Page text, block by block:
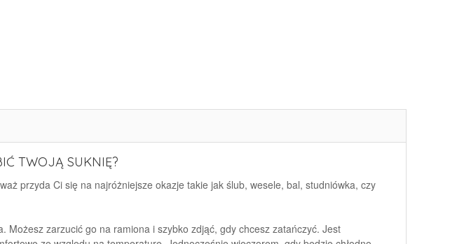
TWOJĄ SUKNIĘ?
przyda Ci się na najróżniejsze okazje takie jak ślub, wesele, bal, studniówka, czy
zarzucić go na ramiona i szybko zdjąć, gdy chcesz zatańczyć. Jest